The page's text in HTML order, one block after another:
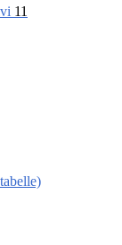
11